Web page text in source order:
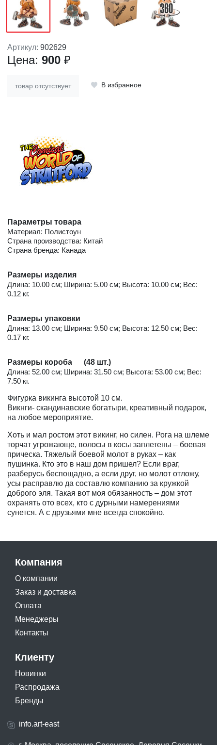
Артикул: 902629
Цена: 900 ₽
товар отсутствует В избранное
Параметры товара
Материал: Полистоун
Страна производства: Китай
Страна бренда: Канада
Размеры изделия
Длина: 10.00 см; Ширина: 5.00 см; Высота: 10.00 см; Вес:
0.12 кг.
Размеры упаковки
Длина: 13.00 см; Ширина: 9.50 см; Высота: 12.50 см; Вес:
0.17 кг.
Размеры короба (48 шт.)
Длина: 52.00 см; Ширина: 31.50 см; Высота: 53.00 см; Вес:
7.50 кг.
Фигурка викинга высотой 10 см.
Викнги- скандинавские богатыри, креативный подарок,
на любое мероприятие.
Хоть и мал ростом этот викинг, но силен. Рога на шлеме
торчат угрожающе, волосы в косы заплетены – боевая
прическа. Тяжелый боевой молот в руках – как
пушинка. Кто это в наш дом пришел? Если враг,
разберусь беспощадно, а если друг, но молот отложу,
усы расправлю да составлю компанию за кружкой
доброго эля. Такая вот моя обязанность – дом этот
охранять ото всех, кто с дурными намерениями
сунется. А с друзьями мне всегда спокойно.
Компания
О компании
Заказ и доставка
Оплата
Менеджеры
Контакты
Клиенту
Новинки
Распродажа
Бренды
info.art-east